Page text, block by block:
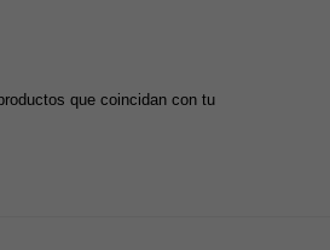
que coincidan con tu